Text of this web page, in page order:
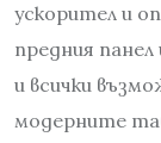
ускорител и
предния панел
и всички
модерните